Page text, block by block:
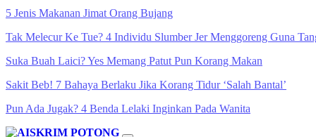
5 Jenis Makanan Jimat Orang Bujang
Tak Melecur Ke Tue? 4 Individu Slumber Jer Menggoreng Guna
Suka Buah Laici? Yes Memang Patut Pun Korang Makan
Sakit Beb! 7 Bahaya Berlaku Jika Korang Tidur ‘Salah Bantal’
Pun Ada Jugak? 4 Benda Lelaki Inginkan Pada Wanita